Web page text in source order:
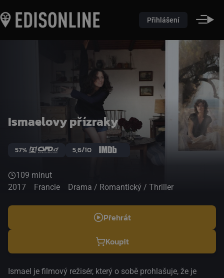
Přihlášení
Ismaelovy přízraky
57% 5,6/10
109 minut
2017
Francie Drama / Romantický / Thriller
Přehrát
Koupit
Ismael je filmový režisér, který o sobě prohlašuje, že je